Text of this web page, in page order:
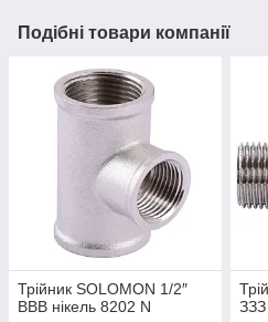
Подібні товари компанії
Трійник SOLOMON 1/2″
ВВВ нікель 8202 N
ЗЗЗ